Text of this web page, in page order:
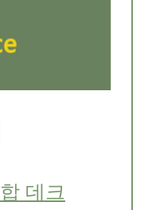
데크